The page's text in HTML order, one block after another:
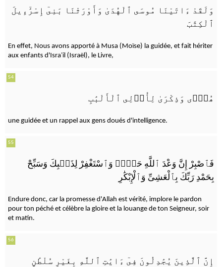
وَلَقَدْ ءَاتَيْنَا مُوسَى ٱلْهُدَىٰ وَأَوْرَثْنَا بَنِىٓ إِسْرَٰٓءِيلَ
ٱلْكِتَٰبَ
En effet, Nous avons apporté à Musa (Moïse) la guidée, et fait hériter
aux enfants d'Israʾil (Israël), le Livre,
54
هُدًۭى وَذِكْرَىٰ لِأُو۟لِى ٱلْأَلْبَٰبِ
une guidée et un rappel aux gens doués d'intelligence.
55
فَٱصْبِرْ إِنَّ وَعْدَ ٱللَّهِ حَقٌّۭ وَٱسْتَغْفِرْ لِذَنۢبِكَ وَسَبِّحْ
بِحَمْدِ رَبِّكَ بِٱلْعَشِىِّ وَٱلْإِبْكَٰرِ
Endure donc, car la promesse d'Allah est vérité, implore le pardon
pour ton péché et célèbre la gloire et la louange de ton Seigneur, soir
et matin.
56
إِنَّ ٱلَّذِينَ يُجَٰدِلُونَ فِىٓ ءَايَٰتِ ٱللَّهِ بِغَيْرِ سُلْطَٰنٍ